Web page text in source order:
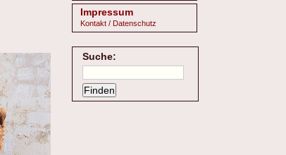
Impressum
Kontakt / Datenschutz
Suche: